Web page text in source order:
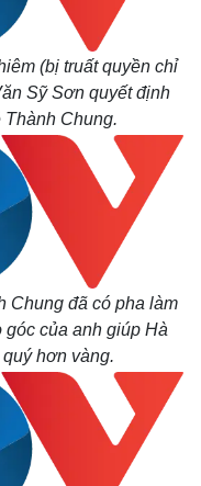
Thị trường
Giá vàng
Tiêu dùng
Chứng khoán
Giá cà phê
(bị truất quyền chỉ
Sỹ Sơn quyết định
Thành Chung.
Chung đã có pha làm
của anh giúp Hà
hơn vàng.